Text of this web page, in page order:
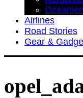
Ozeanien
Airlines
Road Stories
Gear &